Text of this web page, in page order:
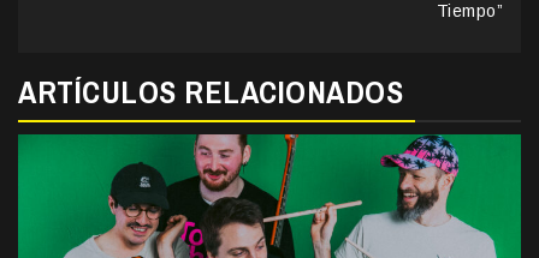
Tiempo”
ARTÍCULOS RELACIONADOS